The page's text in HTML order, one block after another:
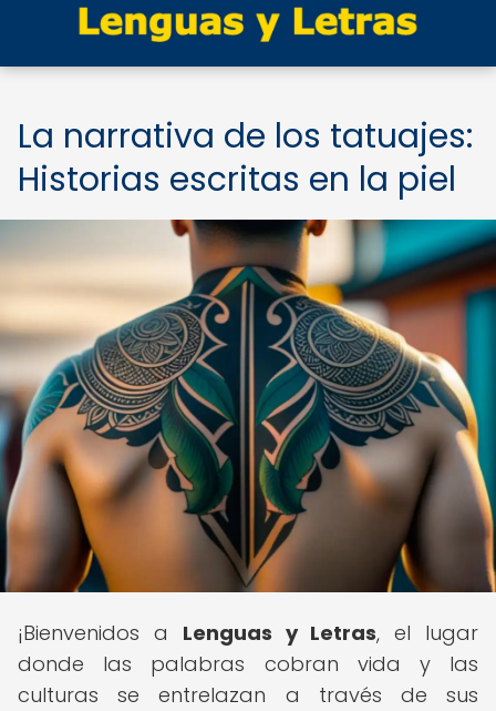
La narrativa de los tatuajes:
Historias escritas en la piel
¡Bienvenidos a Lenguas y Letras, el lugar
donde las palabras cobran vida y las
culturas se entrelazan a través de sus